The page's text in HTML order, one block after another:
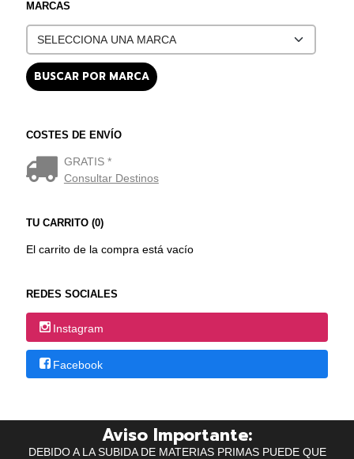
MARCAS
COSTES DE ENVÍO
GRATIS *
Consultar Destinos
TU CARRITO (0)
El carrito de la compra está vacío
REDES SOCIALES
Instagram
Facebook
Aviso Importante:
DEBIDO A LA SUBIDA DE MATERIAS PRIMAS PUEDE QUE